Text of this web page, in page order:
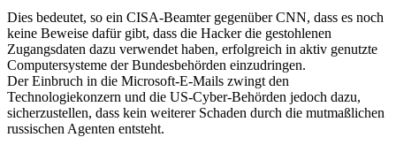
Dies bedeutet, so ein CISA-Beamter gegenüber CNN, dass es noch
keine Beweise dafür gibt, dass die Hacker die gestohlenen
Zugangsdaten dazu verwendet haben, erfolgreich in aktiv genutzte
Computersysteme der Bundesbehörden einzudringen.
Der Einbruch in die Microsoft-E-Mails zwingt den
Technologiekonzern und die US-Cyber-Behörden jedoch dazu,
sicherzustellen, dass kein weiterer Schaden durch die mutmaßlichen
russischen Agenten entsteht.